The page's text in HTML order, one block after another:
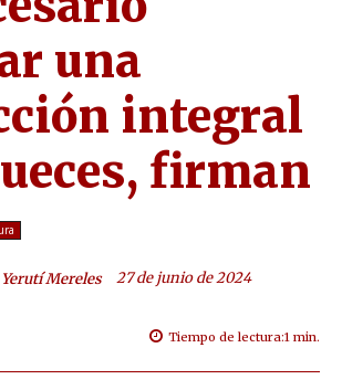
una
integral
firman
Yerutí Mereles 27 de junio de 2024
Tiempo de lectura:1 min.